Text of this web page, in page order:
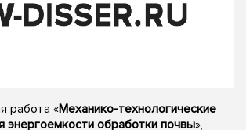
работа «Механико-технологические
энергоемкости обработки почвы»,